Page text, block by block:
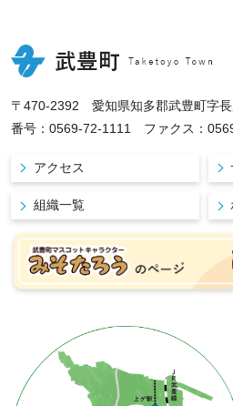
〒470-2392 愛知県知多郡武豊町字
番号：0569-72-1111 ファクス：
アクセス
組織一覧